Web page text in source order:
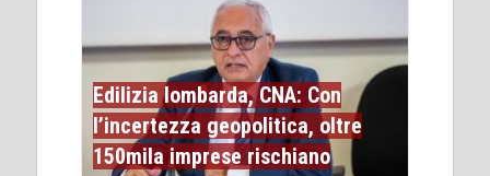
Edilizia lombarda, CNA: Con
l’incertezza geopolitica, oltre
150mila imprese rischiano